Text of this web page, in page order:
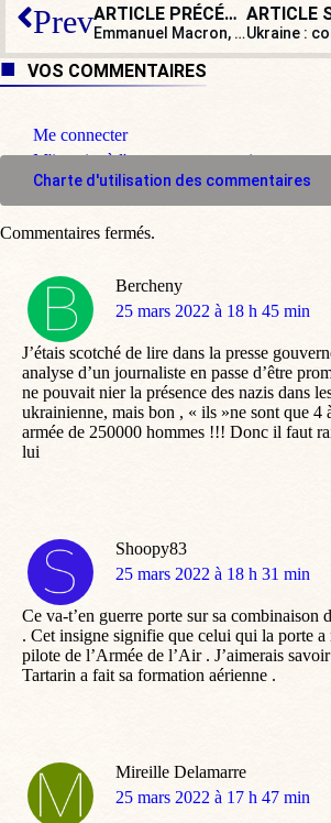
Prev ARTICLE PRÉCÉDENT
Emmanuel Macron, vent debout contre… la culture
VOS COMMENTAIRES
Me connecter
M'inscrire à l'espace commentaire
Charte d'utilisation des commentaires
Bercheny
dit
25 mars 2022 à 18 h 45 min
J’étais scotché de lire dans la presse
analyse d’un journaliste en passe d’être
ne pouvait nier la présence des nazis dans
ukrainienne, mais bon , « ils »ne sont que 4
armée de 250000 hommes !!! Donc il faut
lui
Shoopy83
dit
25 mars 2022 à 18 h 31 min
Ce va-t’en guerre porte sur sa combinaison
. Cet insigne signifie que celui qui la porte a
pilote de l’Armée de l’Air . J’aimerais
Tartarin a fait sa formation aérienne .
Mireille Delamarre
dit
25 mars 2022 à 17 h 47 min
Commentaires fermés.